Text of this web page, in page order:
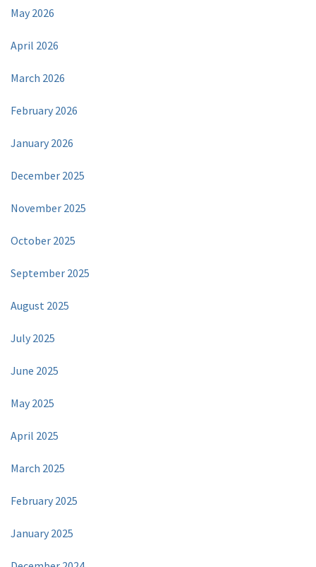
May 2026
April 2026
March 2026
February 2026
January 2026
December 2025
November 2025
October 2025
September 2025
August 2025
July 2025
June 2025
May 2025
April 2025
March 2025
February 2025
January 2025